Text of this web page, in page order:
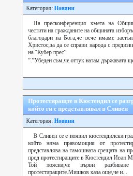
Категория: Новини
На пресконференция кмета на
честити на гражданите на общината
благодари на Бога,че вече имаме
Христос,за да се справи народа с
на “Кубер прес”
”.”Убеден съм,че оттук натам държавата
Протестиращте в Кюстендил се
който ги е представлявал в Сливен
Категория: Новини
В Сливен се е появил кюстендилски
който няма правомощия от
представлява на тамошната срещата на
пред протестиращите в Кюстендил Иван
Той поясни,че върви
протестиращите.Мишков каза още,че и...